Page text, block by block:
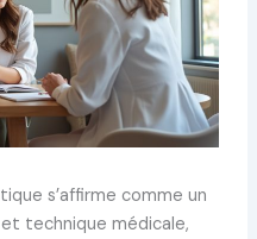
s’affirme comme un
technique médicale,